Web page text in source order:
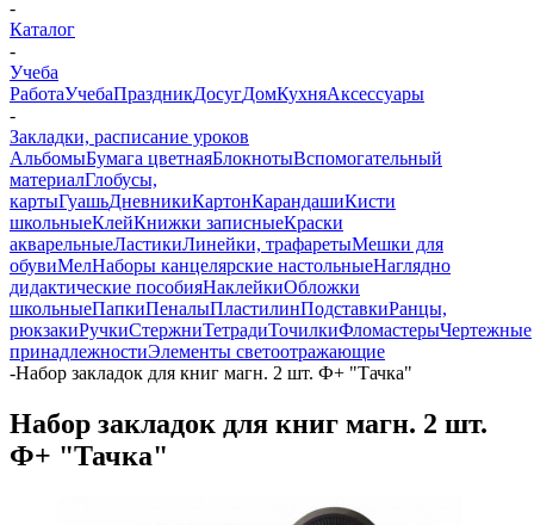
-
Каталог
-
Учеба
РаботаУчебаПраздникДосугДомКухняАксессуары
-
Закладки, расписание уроков
АльбомыБумага цветнаяБлокнотыВспомогательный
материалГлобусы,
картыГуашьДневникиКартонКарандашиКисти
школьныеКлейКнижки записныеКраски
акварельныеЛастикиЛинейки, трафаретыМешки для
обувиМелНаборы канцелярские настольныеНаглядно
дидактические пособияНаклейкиОбложки
школьныеПапкиПеналыПластилинПодставкиРанцы,
рюкзакиРучкиСтержниТетрадиТочилкиФломастерыЧертежные
принадлежностиЭлементы светоотражающие
-Набор закладок для книг магн. 2 шт. Ф+ "Тачка"
Набор закладок для книг магн. 2 шт.
Ф+ "Тачка"